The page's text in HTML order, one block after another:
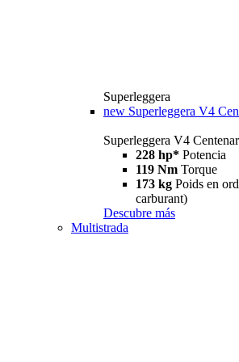
Superleggera
new Superleggera V4
Superleggera V4
228 hp* Potencia
119 Nm Torque
173 kg Poids en
carburant)
Descubre más
Multistrada